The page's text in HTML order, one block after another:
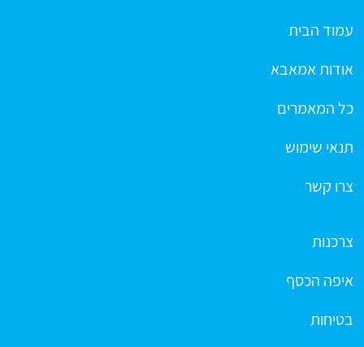
עמוד הבית
אודות אמאבא
כל המאמרים
תנאי שימוש
צרו קשר
צרכנות
איפה הכסף
בטיחות